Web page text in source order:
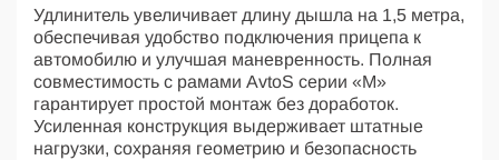
Удлинитель увеличивает длину дышла на 1,5 метра,
обеспечивая удобство подключения прицепа к
автомобилю и улучшая маневренность. Полная
совместимость с рамами AvtoS серии «М»
гарантирует простой монтаж без доработок.
Усиленная конструкция выдерживает штатные
нагрузки, сохраняя геометрию и безопасность